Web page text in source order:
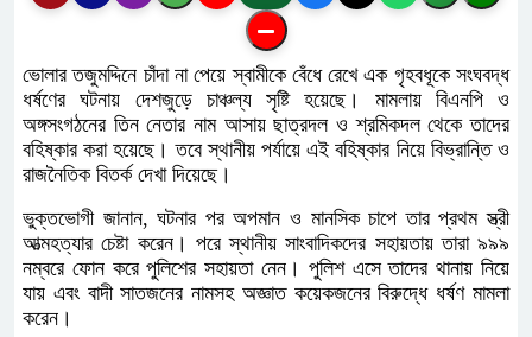
ভোলার তজুমদ্দিনে চাঁদা না পেয়ে স্বামীকে বেঁধে রেখে এক গৃহবধূকে সংঘবদ্ধ
ধর্ষণের ঘটনায় দেশজুড়ে চাঞ্চল্য সৃষ্টি হয়েছে। মামলায় বিএনপি ও
অঙ্গসংগঠনের তিন নেতার নাম আসায় ছাত্রদল ও শ্রমিকদল থেকে তাদের
বহিষ্কার করা হয়েছে। তবে স্থানীয় পর্যায়ে এই বহিষ্কার নিয়ে বিভ্রান্তি ও
রাজনৈতিক বিতর্ক দেখা দিয়েছে।
ভুক্তভোগী জানান, ঘটনার পর অপমান ও মানসিক চাপে তার প্রথম স্ত্রী
আত্মহত্যার চেষ্টা করেন। পরে স্থানীয় সাংবাদিকদের সহায়তায় তারা ৯৯৯
নম্বরে ফোন করে পুলিশের সহায়তা নেন। পুলিশ এসে তাদের থানায় নিয়ে
যায় এবং বাদী সাতজনের নামসহ অজ্ঞাত কয়েকজনের বিরুদ্ধে ধর্ষণ মামলা
করেন।